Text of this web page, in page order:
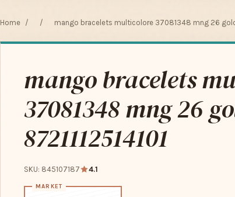
Home / / mango bracelets multicolore 37081348 mng 26 gold
mango bracelets
37081348 mng 26
8721112514101
SKU: 845107187 4.1